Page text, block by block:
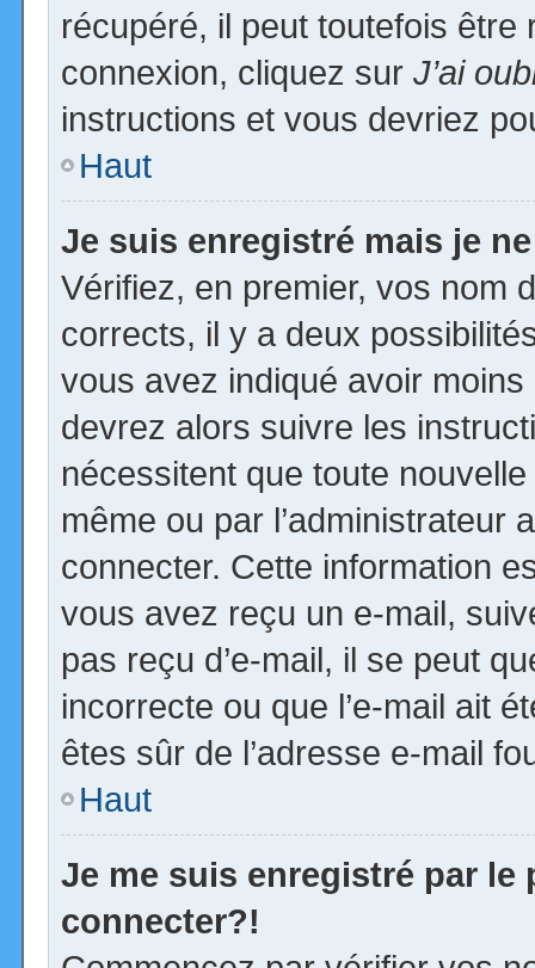
récupéré, il peut toutefois
connexion, cliquez sur J’ai
instructions et vous devriez
Haut
Je suis enregistré mais je
Vérifiez, en premier, vos nom
corrects, il y a deux
vous avez indiqué avoir
devrez alors suivre les
nécessitent que toute
même ou par l’administrateur
connecter. Cette information
vous avez reçu un e-mail,
pas reçu d’e-mail, il se peut
incorrecte ou que l’e-mail ait
êtes sûr de l’adresse e-mail
Haut
Je me suis enregistré par le
connecter?!